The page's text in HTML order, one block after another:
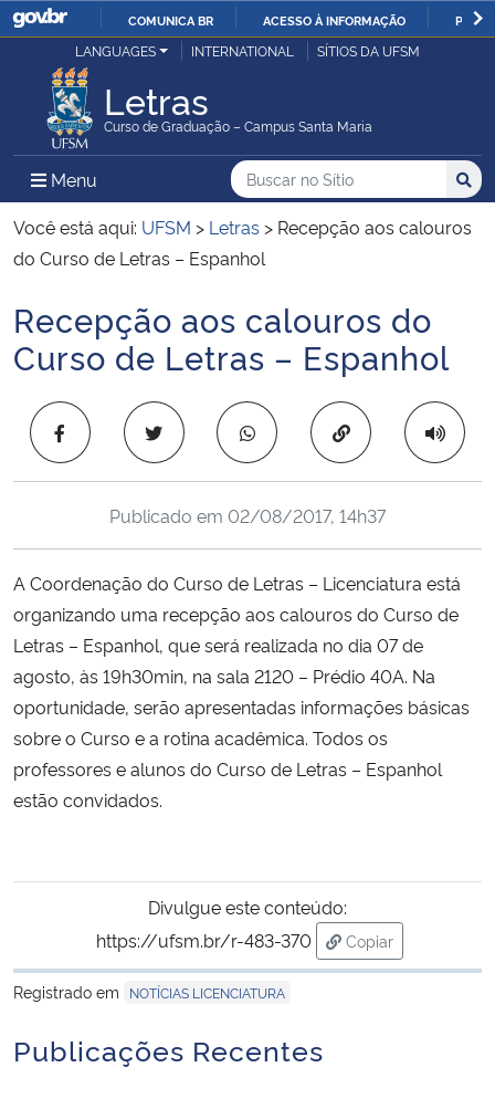
IR
COMUNICA BR ACESSO À INFORMAÇÃO
Ministério da Justiça e Segurança Pública
Ministério da Defesa
Ministério das Relações Exteriores
Ministério da Infraestrutura
Ministério da Educação
Ministério da Cidadania
Ministério de Minas e Energia
Ministério da Ciência, Tecnologia, Inovações e Comunicações
Ministério do Meio Ambiente
Ministério do Turismo
Ministério da Mulher, da Família e dos Direitos Humanos
Secretaria-Geral
LANGUAGES INTERNATIONAL SÍTIOS DA UFSM
Letras
Curso de Graduação – Campus Santa Maria
Menu Menu Principal do Sítio
Busca
Buscar no no Sítio
Busca:
Você está aqui: UFSM > Letras > Recepção aos calouros
do Curso de Letras – Espanhol
Início do conteúdo
Recepção aos calouros do
Curso de Letras – Espanhol
Copiar para área
Publicado em 02/08/2017, 14h37
A Coordenação do Curso de Letras – Licenciatura está
organizando uma recepção aos calouros do Curso de
Letras – Espanhol, que será realizada no dia 07 de
agosto, às 19h30min, na sala 2120 – Prédio 40A. Na
oportunidade, serão apresentadas informações básicas
sobre o Curso e a rotina acadêmica. Todos os
professores e alunos do Curso de Letras – Espanhol
estão convidados.
Divulgue este conteúdo:
https://ufsm.br/r-483-370
Copiar
para área de
Registrado em
NOTÍCIAS LICENCIATURA
Publicações Recentes